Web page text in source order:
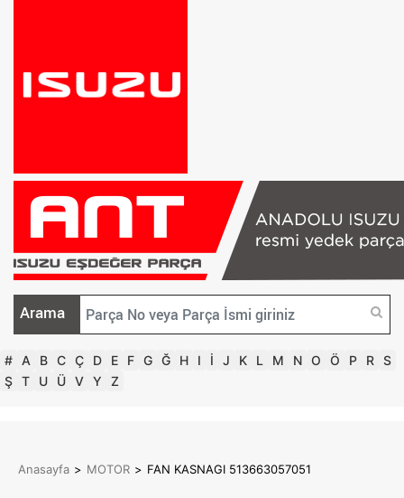
Arama
# A B C Ç D E F G Ğ H I İ J K L M N O Ö P R S
Ş T U Ü V Y Z
Anasayfa > MOTOR > FAN KASNAGI 513663057051